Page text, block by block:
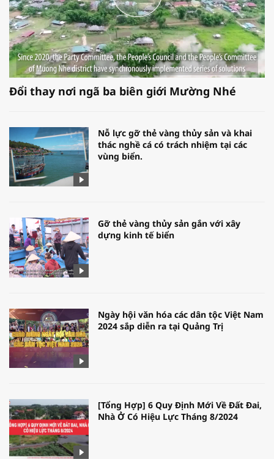
Đổi thay nơi ngã ba biên giới Mường Nhé
Nỗ lực gỡ thẻ vàng thủy sản và khai
thác nghề cá có trách nhiệm tại các
vùng biển.
Gỡ thẻ vàng thủy sản gắn với xây
dựng kinh tế biển
Ngày hội văn hóa các dân tộc Việt Nam
2024 sắp diễn ra tại Quảng Trị
[Tổng Hợp] 6 Quy Định Mới Về Đất Đai,
Nhà Ở Có Hiệu Lực Tháng 8/2024